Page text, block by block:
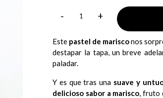
- +
Este pastel de marisconos
destapar la tapa, un breve
paladar.
Y es que tras una suave y
delicioso sabor a marisco, fruto